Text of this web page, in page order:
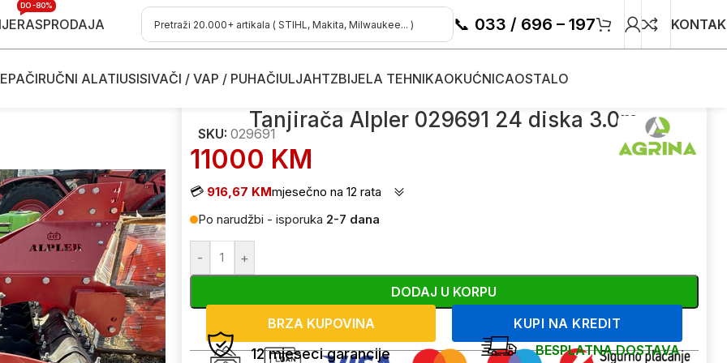
RASPRODAJA
DO -80%
📞 033 / 696 – 197
RUČNI ALATIUSISIVAČI / VAP / PUHAČIULJAHTZBIJELA TEHNIKAOKUĆNICAOSTALO
Tanjirača Alpler 029691 24 diska 3.0m
Tanjirača Alpler 029691 24 diska 3.0m
SKU: 029691
11000 KM
💳 916,67 KMmjesečno na 12 rata
Po narudžbi - isporuka 2-7 dana
- +
DODAJ U KORPU
BRZA KUPOVINA
KUPI NA KREDIT
12 mjeseci garancije BESPLATNA DOSTAVA